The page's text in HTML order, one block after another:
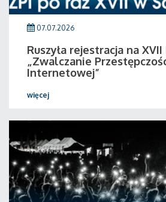
07.07.2026
Ruszyła rejestracja na
„Zwalczanie
Internetowej”
więcej